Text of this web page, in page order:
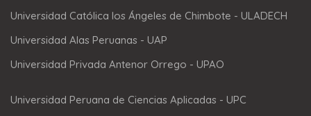
Universidad Católica los Ángeles de Chimbote - ULADECH
Universidad Alas Peruanas - UAP
Universidad Privada Antenor Orrego - UPAO
Universidad Peruana de Ciencias Aplicadas - UPC